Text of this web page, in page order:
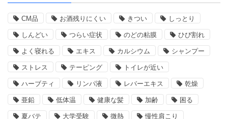
CM品 お酒残りにくい きつい しっとり
しんどい つらい症状 のどの粘膜 ひび割れ
よく寝れる エキス カルシウム シャンプー
ストレス テーピング トイレが近い
ハーブティ リンパ液 レバーエキス 乾燥
亜鉛 低体温 健康な髪 加齢 困る
夏バテ 大学受験 微熱 慢性肩こり